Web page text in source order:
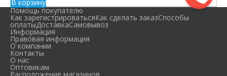
В корзину
Помощь покупателю
Как зарегистрироватьсяКак сделать заказСпособы
оплатыДоставкаСамовывоз
Информация
Правовая информация
О компании
Контакты
О нас
Оптовикам